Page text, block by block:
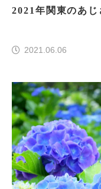
2021年関東のあじ
2021.06.06